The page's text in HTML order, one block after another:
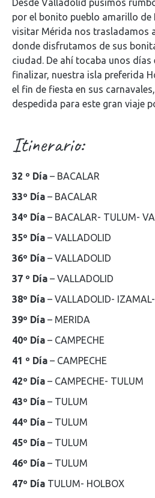
Desde Valladolid pusimos
por el bonito pueblo amarillo de
visitar Mérida nos trasladamos
donde disfrutamos de sus
ciudad. De ahí tocaba unos días
finalizar, nuestra isla preferida
el fin de fiesta en sus
despedida para este gran viaje
Itinerario:
32 º Día – BACALAR
33º Día – BACALAR
34º Día – BACALAR- TULUM-
35º Día – VALLADOLID
36º Día – VALLADOLID
37 º Día – VALLADOLID
38º Día – VALLADOLID-
39º Día – MERIDA
40º Día – CAMPECHE
41 º Día – CAMPECHE
42º Día – CAMPECHE- TULUM
43º Día – TULUM
44º Día – TULUM
45º Día – TULUM
46º Día – TULUM
47º Día TULUM- HOLBOX